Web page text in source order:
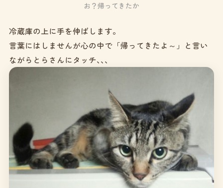
お？帰ってきたか
冷蔵庫の上に手を伸ばします。
言葉にはしませんが心の中で「帰ってきたよ～」と言い
ながらとらさんにタッチ､､､